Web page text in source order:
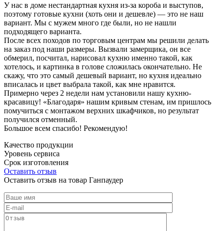
У нас в доме нестандартная кухня из-за короба и выступов,
поэтому готовые кухни (хоть они и дешевле) — это не наш
вариант. Мы с мужем много где были, но не нашли
подходящего варианта.
После всех походов по торговым центрам мы решили делать
на заказ под наши размеры. Вызвали замерщика, он все
обмерил, посчитал, нарисовал кухню именно такой, как
хотелось, и картинка в голове сложилась окончательно. Не
скажу, что это самый дешевый вариант, но кухня идеально
вписалась и цвет выбрала такой, как мне нравится.
Примерно через 2 недели нам установили нашу кухню-
красавицу! «Благодаря» нашим кривым стенам, им пришлось
помучиться с монтажом верхних шкафчиков, но результат
получился отменный.
Большое всем спасибо! Рекомендую!
Качество продукции
Уровень сервиса
Срок изготовления
Оставить отзыв
Оставить отзыв на товар Ганпаудер